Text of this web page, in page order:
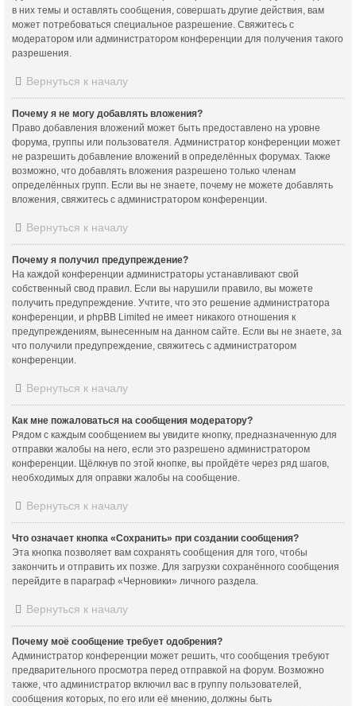
в них темы и оставлять сообщения, совершать другие действия, вам
может потребоваться специальное разрешение. Свяжитесь с
модератором или администратором конференции для получения такого
разрешения.
Вернуться к началу
Почему я не могу добавлять вложения?
Право добавления вложений может быть предоставлено на уровне
форума, группы или пользователя. Администратор конференции может
не разрешить добавление вложений в определённых форумах. Также
возможно, что добавлять вложения разрешено только членам
определённых групп. Если вы не знаете, почему не можете добавлять
вложения, свяжитесь с администратором конференции.
Вернуться к началу
Почему я получил предупреждение?
На каждой конференции администраторы устанавливают свой
собственный свод правил. Если вы нарушили правило, вы можете
получить предупреждение. Учтите, что это решение администратора
конференции, и phpBB Limited не имеет никакого отношения к
предупреждениям, вынесенным на данном сайте. Если вы не знаете, за
что получили предупреждение, свяжитесь с администратором
конференции.
Вернуться к началу
Как мне пожаловаться на сообщения модератору?
Рядом с каждым сообщением вы увидите кнопку, предназначенную для
отправки жалобы на него, если это разрешено администратором
конференции. Щёлкнув по этой кнопке, вы пройдёте через ряд шагов,
необходимых для оправки жалобы на сообщение.
Вернуться к началу
Что означает кнопка «Сохранить» при создании сообщения?
Эта кнопка позволяет вам сохранять сообщения для того, чтобы
закончить и отправить их позже. Для загрузки сохранённого сообщения
перейдите в параграф «Черновики» личного раздела.
Вернуться к началу
Почему моё сообщение требует одобрения?
Администратор конференции может решить, что сообщения требуют
предварительного просмотра перед отправкой на форум. Возможно
также, что администратор включил вас в группу пользователей,
сообщения которых, по его или её мнению, должны быть